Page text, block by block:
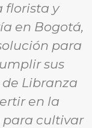
florista y
en Bogotá,
para
sus
de Libranza
en la
para cultivar